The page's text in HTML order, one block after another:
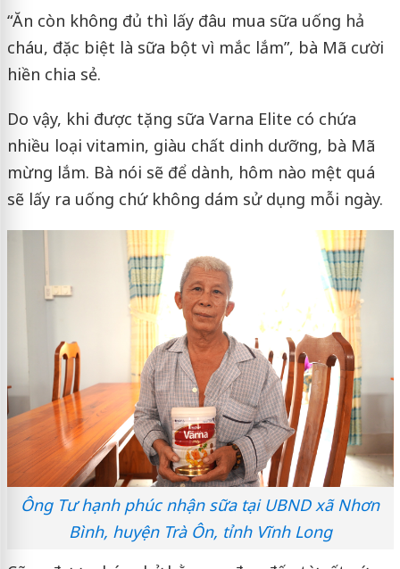
“Ăn còn không đủ thì lấy đâu mua sữa uống hả
cháu, đặc biệt là sữa bột vì mắc lắm”, bà Mã cười
hiền chia sẻ.
Do vậy, khi được tặng sữa Varna Elite có chứa
nhiều loại vitamin, giàu chất dinh dưỡng, bà Mã
mừng lắm. Bà nói sẽ để dành, hôm nào mệt quá
sẽ lấy ra uống chứ không dám sử dụng mỗi ngày.
Ông Tư hạnh phúc nhận sữa tại UBND xã Nhơn
Bình, huyện Trà Ôn, tỉnh Vĩnh Long